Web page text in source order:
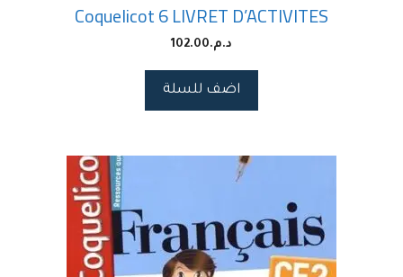
Coquelicot 6 LIVRET D’ACTIVITES
د.م.102.00
اضف للسلة